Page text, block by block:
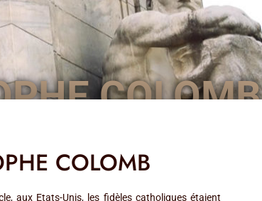
COLOMB
COLOMB
aux Etats-Unis, les fidèles catholiques étaient